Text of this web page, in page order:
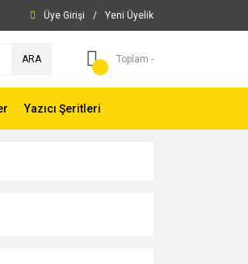
Üye Girişi / Yeni Üyelik
ARA Toplam -
Yazıcı Şeritleri